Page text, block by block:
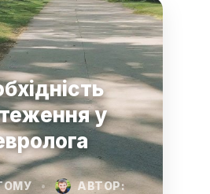
у
•
АВТОР: